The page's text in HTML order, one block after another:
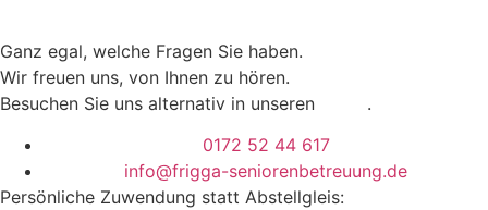
Ganz egal, welche Fragen Sie haben.
Wir freuen uns, von Ihnen zu hören.
Besuchen Sie uns alternativ in unseren
.
0172 52 44 617
info@frigga-seniorenbetreuung.de
Persönliche Zuwendung statt Abstellgleis: